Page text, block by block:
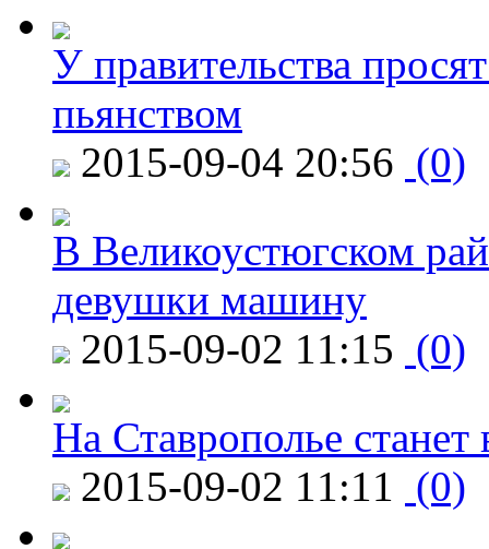
У правительства
пьянством
2015-09-04 20:56 (0)
В Великоустюгском
девушки машину
2015-09-02 11:15 (0)
На Ставрополье
2015-09-02 11:11 (0)